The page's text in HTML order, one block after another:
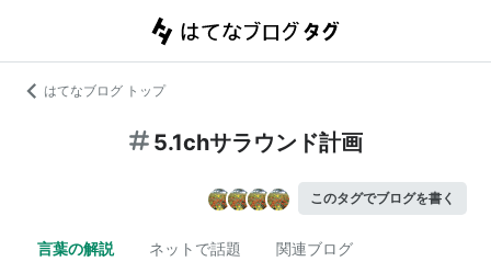
はてなブログ トップ
5.1chサラウンド計画
このタグでブログを書く
言葉の解説 ネットで話題 関連ブログ